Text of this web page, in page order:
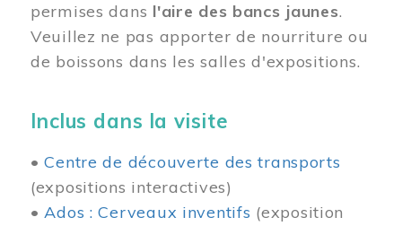
permises dans l'aire des bancs jaunes.
Veuillez ne pas apporter de nourriture ou
de boissons dans les salles d'expositions.
Inclus dans la visite
•Centre de découverte des transports
(expositions interactives)
•Ados : Cerveaux inventifs (exposition